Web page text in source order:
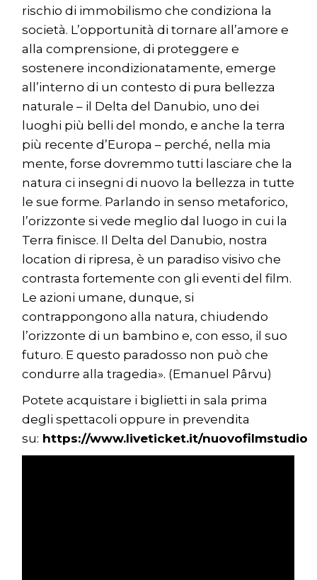
rischio di immobilismo che condiziona la
società. L’opportunità di tornare all’amore e
alla comprensione, di proteggere e
sostenere incondizionatamente, emerge
all’interno di un contesto di pura bellezza
naturale – il Delta del Danubio, uno dei
luoghi più belli del mondo, e anche la terra
più recente d’Europa – perché, nella mia
mente, forse dovremmo tutti lasciare che la
natura ci insegni di nuovo la bellezza in tutte
le sue forme. Parlando in senso metaforico,
l’orizzonte si vede meglio dal luogo in cui la
Terra finisce. Il Delta del Danubio, nostra
location di ripresa, è un paradiso visivo che
contrasta fortemente con gli eventi del film.
Le azioni umane, dunque, si
contrappongono alla natura, chiudendo
l’orizzonte di un bambino e, con esso, il suo
futuro. E questo paradosso non può che
condurre alla tragedia». (Emanuel Pârvu)
Potete acquistare i biglietti in sala prima
degli spettacoli oppure in prevendita
su: https://www.liveticket.it/nuovofilmstudio